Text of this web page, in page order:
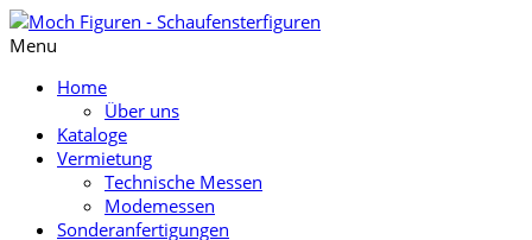
Menu
Home
Über uns
Kataloge
Vermietung
Technische Messen
Modemessen
Sonderanfertigungen